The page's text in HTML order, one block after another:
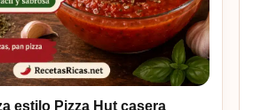
estilo Pizza Hut casera